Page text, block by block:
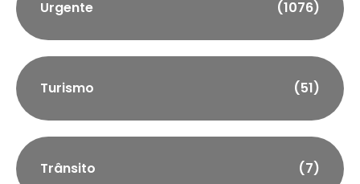
Urgente (1076)
Turismo (51)
Trânsito (7)